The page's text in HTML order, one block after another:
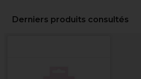
Derniers produits consultés